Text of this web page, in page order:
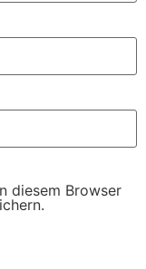
diesem Browser